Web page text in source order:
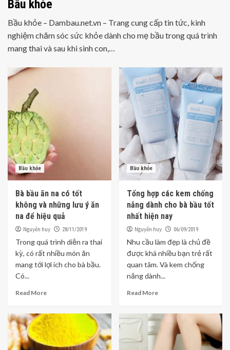
Bầu khỏe
Bầu khỏe – Dambau.net.vn – Trang cung cấp tin tức, kinh
nghiệm chăm sóc sức khỏe dành cho mẹ bầu trong quá trình
mang thai và sau khi sinh con,…
Bầu khỏe
Bà bầu ăn na có tốt
không và những lưu ý ăn
na để hiệu quả
Nguyễn huy 28/11/2019
Trong quá trình diễn ra thai
kỳ, có rất nhiều món ăn
mang tới lợi ích cho bà bầu.
Có...
Read More
Bầu khỏe
Tổng hợp các kem chống
nắng dành cho bà bầu tốt
nhất hiện nay
Nguyễn huy 06/09/2019
Nhu cầu làm đẹp là chủ đề
được khá nhiều bạn trẻ rất
quan tâm. Và kem chống
nắng dành...
Read More